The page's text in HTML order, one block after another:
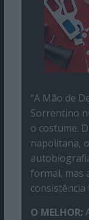
“A Mão de
Sorrentino
o costume.
napolitana,
formal, mas
consistência
O MELHOR: